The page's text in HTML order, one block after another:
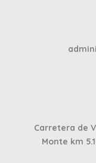
Carretera de
Monte km